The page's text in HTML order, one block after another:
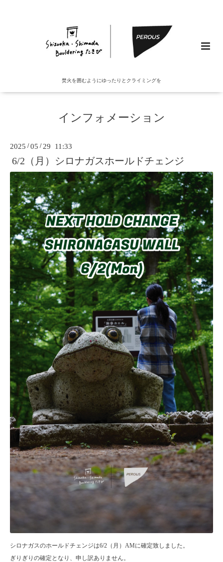
焚火を囲むようにゆったりとクライミングを
インフォメーション
2025 /05 /29 11:33
6/2（月）シロナガスホールドチェンジ
シロナガスのホールドチェンジは6/2（月）AMに確定致しました。
ぎりぎりの確定となり、申し訳ありません。